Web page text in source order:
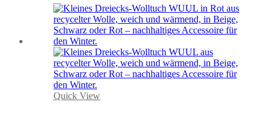
Optionen
können
auf
Produktseite
gewählt
werden
Quick View